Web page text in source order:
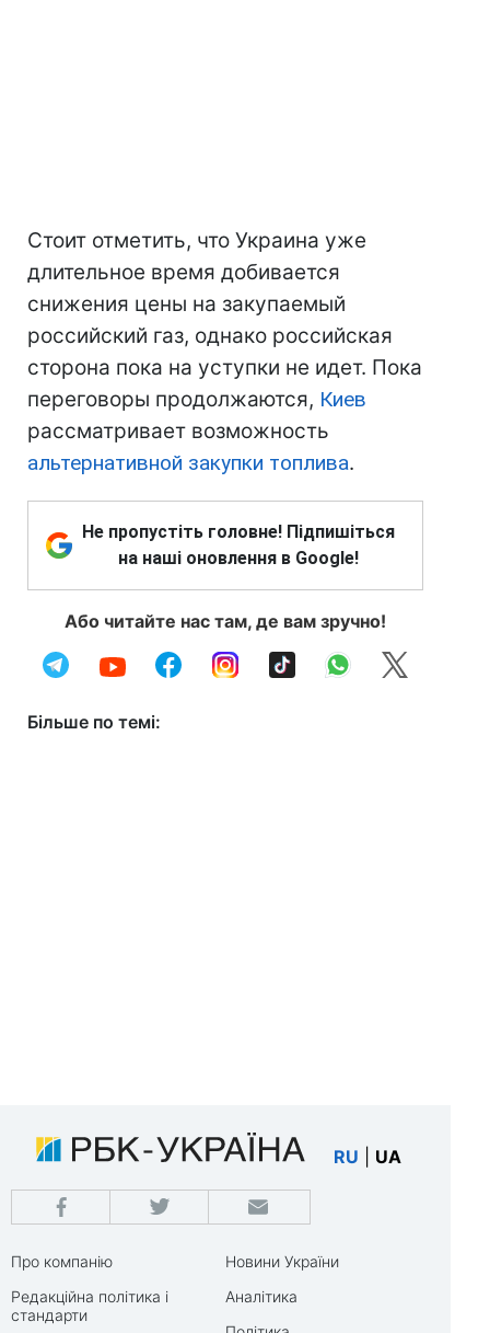
Стоит отметить, что Украина уже
длительное время добивается
снижения цены на закупаемый
российский газ, однако российская
сторона пока на уступки не идет. Пока
переговоры продолжаются, Киев
рассматривает возможность
альтернативной закупки топлива.
Не пропустіть головне! Підпишіться
на наші оновлення в Google!
Або читайте нас там, де вам зручно!
Більше по темі:
RU UA
Про компанію
Редакційна політика і
стандарти
Новини України
Аналітика